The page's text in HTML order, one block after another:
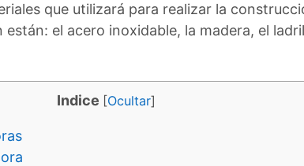
que utilizará para realizar la
el acero inoxidable, la madera, el
Indice [Ocultar]